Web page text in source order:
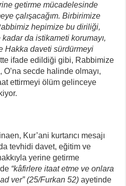
getirme mücadelesinde
çalışacağım. Birbirimize
hepimize bu diriliği,
da istikameti korumayı,
Hakka daveti sürdürmeyi
ifade edildiği gibi, Rabbimize
O’na secde halinde olmayı,
ettirmeyi ölüm gelinceye
Kur’ani kurtarıcı mesajı
tevhidi davet, eğitim ve
yerine getirme
“kâfirlere itaat etme ve onlara
ver” (25/Furkan 52) ayetinde